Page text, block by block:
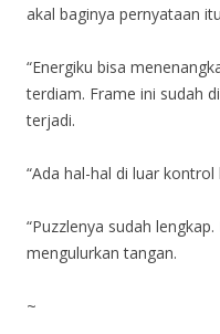
akal baginya pernyataan
“Energiku bisa
terdiam. Frame ini sudah
terjadi.
“Ada hal-hal di luar
“Puzzlenya sudah
mengulurkan tangan.
~